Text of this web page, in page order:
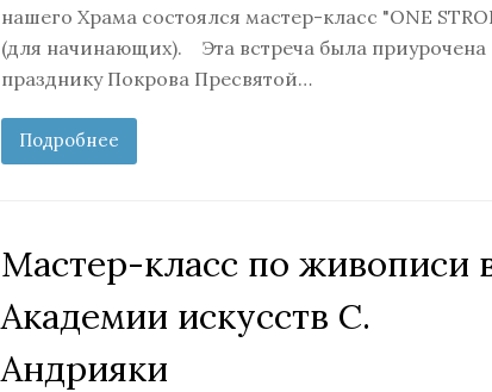
нашего Храма состоялся мастер-класс "ONE
(для начинающих). Эта встреча была приурочена
празднику Покрова Пресвятой…
Подробнее
Мастер-класс по живописи
Академии искусств С.
Андрияки